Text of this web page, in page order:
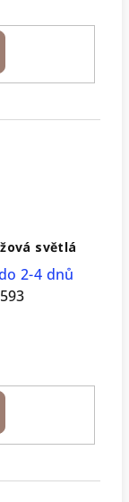
světlá
2-4 dnů